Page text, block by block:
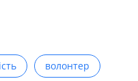
волонтер